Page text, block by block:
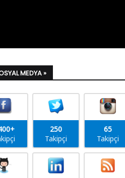
MEDYA »
250
Takipçi
65
Takipçi